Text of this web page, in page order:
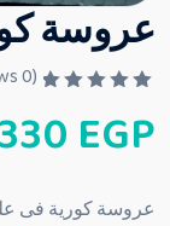
عروسة
م
ا
ي
(
0
EGP
عروسة كورية فى